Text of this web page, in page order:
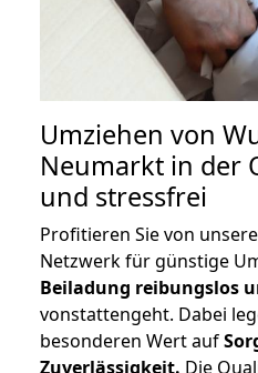
Umziehen von
Neumarkt in der
und stressfrei
Profitieren Sie von
Netzwerk für günstige
Beiladung reibungslos
vonstattengeht. Dabei
besonderen Wert auf
Zuverlässigkeit. Die